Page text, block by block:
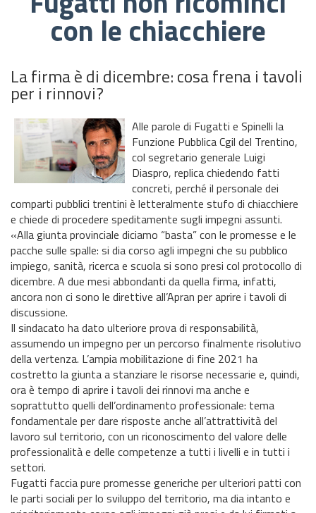
con le chiacchiere
La firma è di dicembre: cosa frena i tavoli
per i rinnovi?
Alle parole di Fugatti e Spinelli la
Funzione Pubblica Cgil del Trentino,
col segretario generale Luigi
Diaspro, replica chiedendo fatti
concreti, perché il personale dei
comparti pubblici trentini è letteralmente stufo di chiacchiere
e chiede di procedere speditamente sugli impegni assunti.
«Alla giunta provinciale diciamo “basta” con le promesse e le
pacche sulle spalle: si dia corso agli impegni che su pubblico
impiego, sanità, ricerca e scuola si sono presi col protocollo di
dicembre. A due mesi abbondanti da quella firma, infatti,
ancora non ci sono le direttive all’Apran per aprire i tavoli di
discussione.
Il sindacato ha dato ulteriore prova di responsabilità,
assumendo un impegno per un percorso finalmente risolutivo
della vertenza. L’ampia mobilitazione di fine 2021 ha
costretto la giunta a stanziare le risorse necessarie e, quindi,
ora è tempo di aprire i tavoli dei rinnovi ma anche e
soprattutto quelli dell’ordinamento professionale: tema
fondamentale per dare risposte anche all’attrattività del
lavoro sul territorio, con un riconoscimento del valore delle
professionalità e delle competenze a tutti i livelli e in tutti i
settori.
Fugatti faccia pure promesse generiche per ulteriori patti con
le parti sociali per lo sviluppo del territorio, ma dia intanto e